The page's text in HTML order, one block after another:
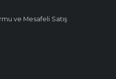
ve Mesafeli Satış